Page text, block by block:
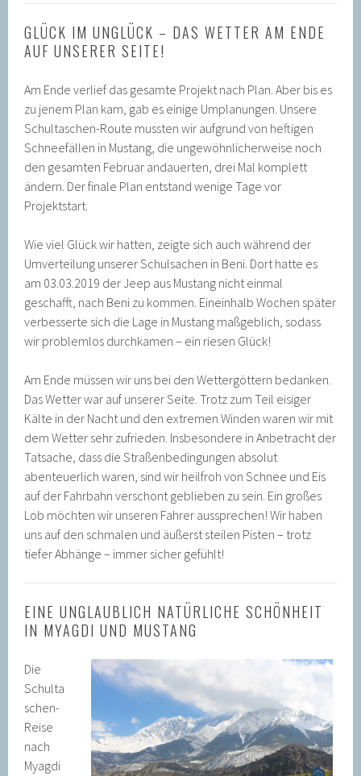
GLÜCK IM UNGLÜCK – DAS WETTER AM ENDE
AUF UNSERER SEITE!
Am Ende verlief das gesamte Projekt nach Plan. Aber bis es
zu jenem Plan kam, gab es einige Umplanungen. Unsere
Schultaschen-Route mussten wir aufgrund von heftigen
Schneefällen in Mustang, die ungewöhnlicherweise noch
den gesamten Februar andauerten, drei Mal komplett
ändern. Der finale Plan entstand wenige Tage vor
Projektstart.
Wie viel Glück wir hatten, zeigte sich auch während der
Umverteilung unserer Schulsachen in Beni. Dort hatte es
am 03.03.2019 der Jeep aus Mustang nicht einmal
geschafft, nach Beni zu kommen. Eineinhalb Wochen später
verbesserte sich die Lage in Mustang maßgeblich, sodass
wir problemlos durchkamen – ein riesen Glück!
Am Ende müssen wir uns bei den Wettergöttern bedanken.
Das Wetter war auf unserer Seite. Trotz zum Teil eisiger
Kälte in der Nacht und den extremen Winden waren wir mit
dem Wetter sehr zufrieden. Insbesondere in Anbetracht der
Tatsache, dass die Straßenbedingungen absolut
abenteuerlich waren, sind wir heilfroh von Schnee und Eis
auf der Fahrbahn verschont geblieben zu sein. Ein großes
Lob möchten wir unseren Fahrer aussprechen! Wir haben
uns auf den schmalen und äußerst steilen Pisten – trotz
tiefer Abhänge – immer sicher gefühlt!
EINE UNGLAUBLICH NATÜRLICHE SCHÖNHEIT
IN MYAGDI UND MUSTANG
Die
Schulta
schen-
Reise
nach
Myagdi